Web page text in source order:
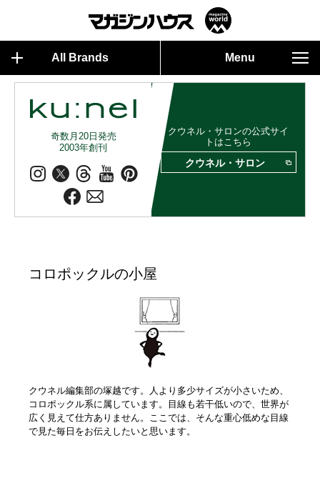
All Brands Menu
奇数月20日発売
2003年創刊
クウネル・サロンの公式サイ
トはこちら
クウネル・サロン
コロポックルの小屋
クウネル編集部の塚越です。人より多少サイズが小さいため、
コロポックル系に属しています。目線も若干低いので、世界が
広く見えて仕方ありません。ここでは、そんな重心低めな目線
で見た毎日をお伝えしたいと思います。